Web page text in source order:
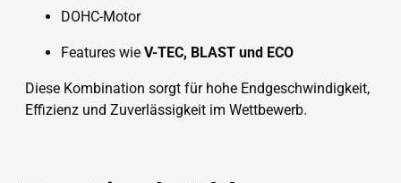
DOHC-Motor
Features wie V-TEC, BLAST und ECO
Diese Kombination sorgt für hohe Endgeschwindigkeit,
Effizienz und Zuverlässigkeit im Wettbewerb.